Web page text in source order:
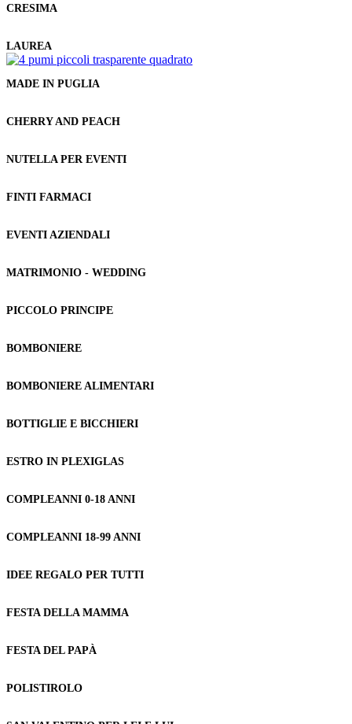
CRESIMA
LAUREA
MADE IN PUGLIA
CHERRY AND PEACH
NUTELLA PER EVENTI
FINTI FARMACI
EVENTI AZIENDALI
MATRIMONIO - WEDDING
PICCOLO PRINCIPE
BOMBONIERE
BOMBONIERE ALIMENTARI
BOTTIGLIE E BICCHIERI
ESTRO IN PLEXIGLAS
COMPLEANNI 0-18 ANNI
COMPLEANNI 18-99 ANNI
IDEE REGALO PER TUTTI
FESTA DELLA MAMMA
FESTA DEL PAPÀ
POLISTIROLO